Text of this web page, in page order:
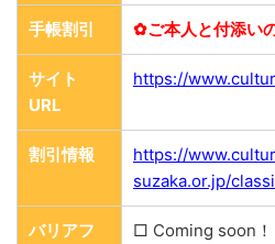
手帳割引 ✿ご本人と付添い
サイト
URL
https://
割引情報
https://
suzaka.or.jp/
バリアフ
□ Coming soon！